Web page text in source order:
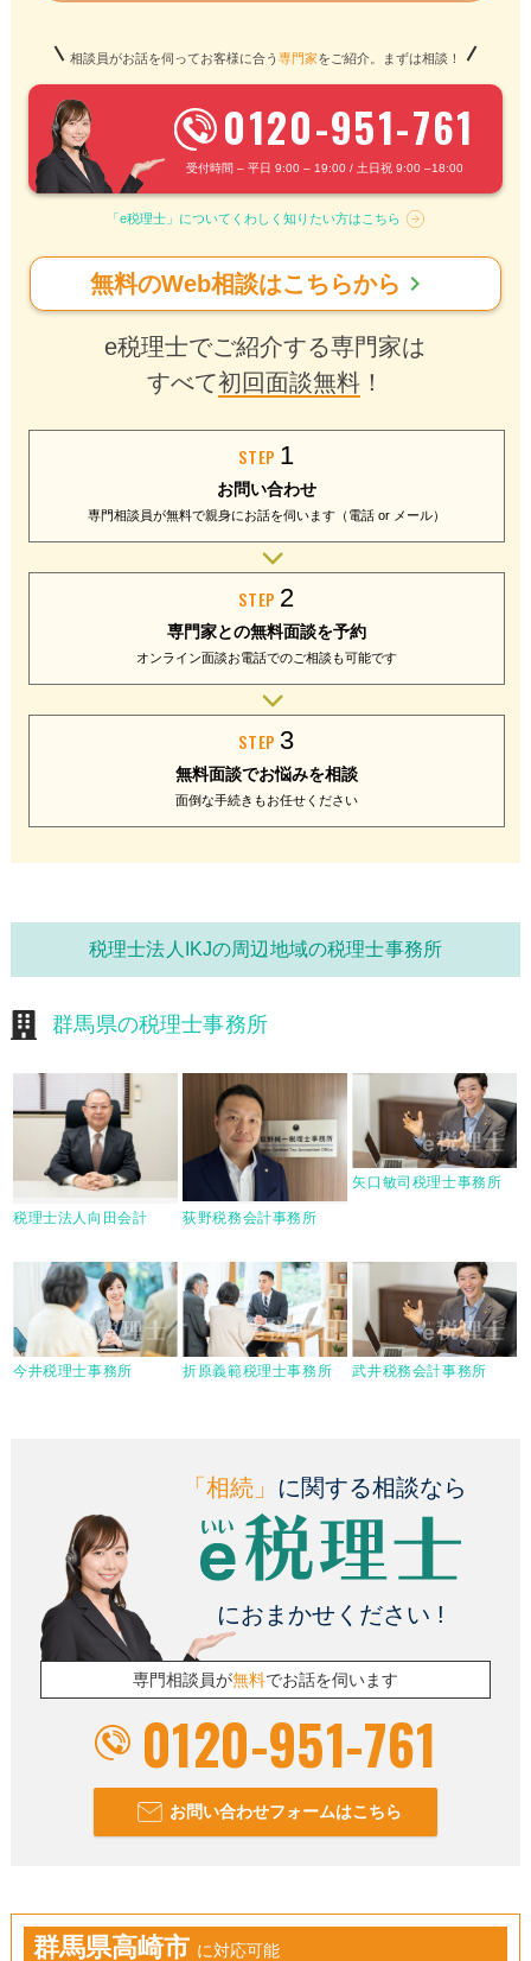
相談員がお話を伺ってお客様に合う 専門家をご紹介。まずは相談！
0120-951-761
受付時間 – 平日 9:00 – 19:00 / 土日祝 9:00 –18:00
「e税理士」についてくわしく知りたい方はこちら
無料のWeb相談はこちらから chevron_right
e税理士でご紹介する専門家は
すべて初回面談無料！
STEP 1
お問い合わせ
専門相談員が無料で親身にお話を伺います（電話 or メール）
STEP 2
専門家との無料面談を予約
オンライン面談お電話でのご相談も可能です
STEP 3
無料面談でお悩みを相談
面倒な手続きもお任せください
税理士法人IKJの周辺地域の税理士事務所
群馬県の税理士事務所
税理士法人向田会計 荻野税務会計事務所
矢口敏司税理士事務所
今井税理士事務所 折原義範税理士事務所 武井税務会計事務所
「相続」 に関する相談なら
におまかせください !
専門相談員が無料でお話を伺います
0120-951-761
お問い合わせフォームはこちら
群馬県高崎市 に対応可能